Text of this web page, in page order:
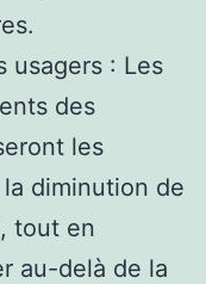
usagers : Les
des
les
diminution de
tout en
au-delà de la